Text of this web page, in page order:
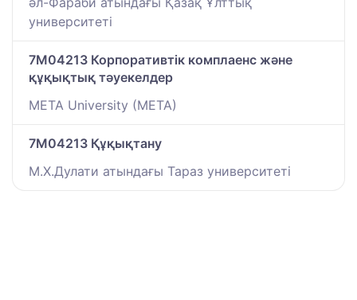
университеті
7M04213 Корпоративтік комплаенс және
құқықтық тәуекелдер
META University (META)
7M04213 Құқықтану
М.Х.Дулати атындағы Тараз университеті